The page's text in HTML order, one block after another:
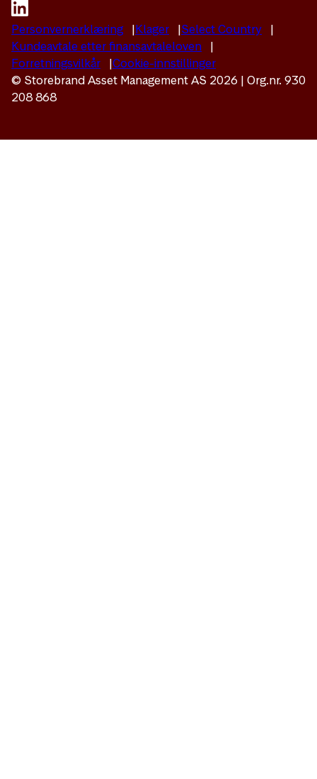
Personvernerklæring Klager
Select Country
Kundeavtale etter finansavtaleloven
Forretningsvilkår
Cookie-innstillinger
© Storebrand Asset Management AS 2026 | Org.nr. 930
208 868